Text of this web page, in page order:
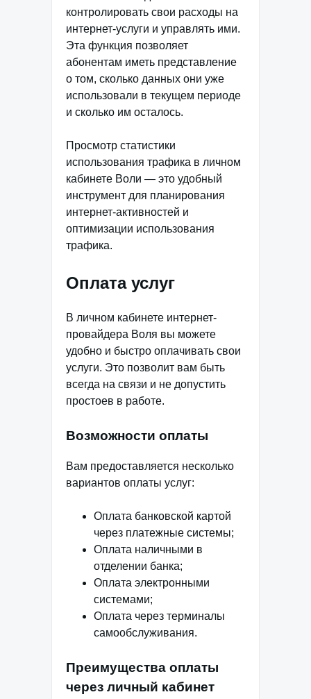
контролировать свои расходы на
интернет-услуги и управлять ими.
Эта функция позволяет
абонентам иметь представление
о том, сколько данных они уже
использовали в текущем периоде
и сколько им осталось.
Просмотр статистики
использования трафика в личном
кабинете Воли — это удобный
инструмент для планирования
интернет-активностей и
оптимизации использования
трафика.
Оплата услуг
В личном кабинете интернет-
провайдера Воля вы можете
удобно и быстро оплачивать свои
услуги. Это позволит вам быть
всегда на связи и не допустить
простоев в работе.
Возможности оплаты
Вам предоставляется несколько
вариантов оплаты услуг:
Оплата банковской картой
через платежные системы;
Оплата наличными в
отделении банка;
Оплата электронными
системами;
Оплата через терминалы
самообслуживания.
Преимущества оплаты
через личный кабинет